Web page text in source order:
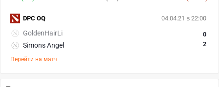
04.04.21 в 22:00
GoldenHairLi
Simons Angel
0
2
Перейти на матч
DPC OQ